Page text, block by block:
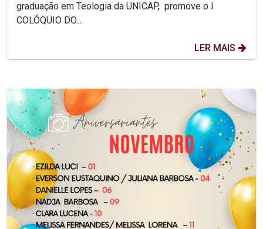
graduação em Teologia da UNICAP, promove o I
COLÓQUIO DO...
LER MAIS